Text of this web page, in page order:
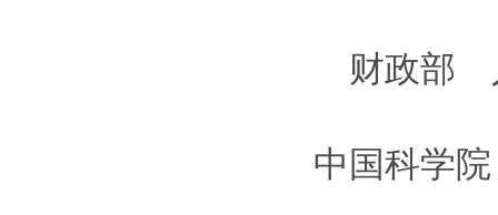
财政部
中国科学